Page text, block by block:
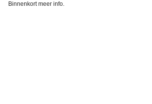
Binnenkort meer info.